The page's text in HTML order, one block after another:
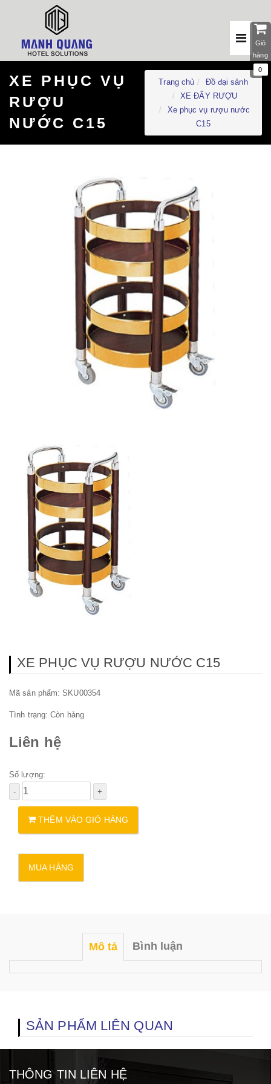
Giỏ
hàng
0
XE PHỤC VỤ
RƯỢU
NƯỚC C15
Trang chủ
Đồ đại sảnh
XE ĐẨY RƯỢU
Xe phục vụ rượu nước
C15
XE PHỤC VỤ RƯỢU NƯỚC C15
Mã sản phẩm: SKU00354
Tình trạng:Còn hàng
Liên hệ
Số lượng:
THÊM VÀO GIỎ HÀNG
Mô tả Bình luận
SẢN PHẨM LIÊN QUAN
THÔNG TIN LIÊN HỆ